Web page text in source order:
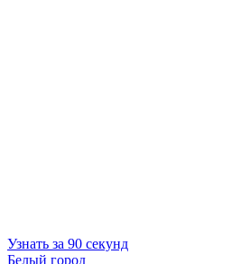
Узнать за 90 секунд
Белый город